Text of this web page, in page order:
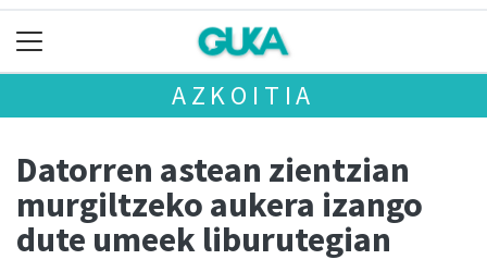
AZKOITIA
Datorren astean zientzian
murgiltzeko aukera izango
dute umeek liburutegian